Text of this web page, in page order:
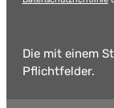
Die mit einem
Pflichtfelder.